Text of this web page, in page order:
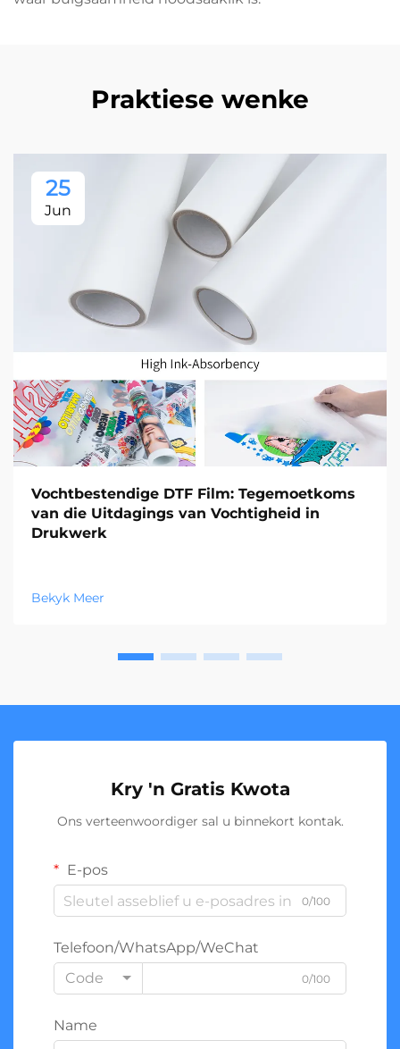
Praktiese wenke
25
Jun
Vochtbestendige DTF Film: Tegemoetkoms
van die Uitdagings van Vochtigheid in
Drukwerk
Bekyk Meer
Kry 'n Gratis Kwota
Ons verteenwoordiger sal u binnekort kontak.
E-pos
0/100
Telefoon/WhatsApp/WeChat
Code
0/100
Name